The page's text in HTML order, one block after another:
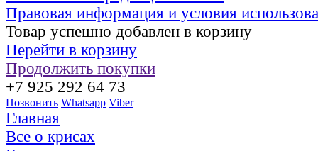
Правовая информация и условия
Товар успешно добавлен в корзину
Перейти в корзину
Продолжить покупки
+7 925 292 64 73
Позвонить Whatsapp Viber
Главная
Все о крисах